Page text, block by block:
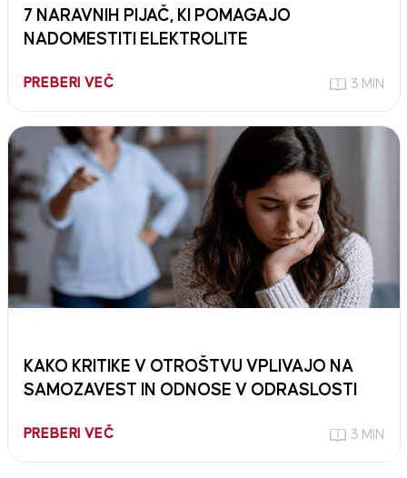
7 NARAVNIH PIJAČ, KI POMAGAJO
NADOMESTITI ELEKTROLITE
PREBERI VEČ 3 MIN
KAKO KRITIKE V OTROŠTVU VPLIVAJO NA
SAMOZAVEST IN ODNOSE V ODRASLOSTI
PREBERI VEČ 3 MIN